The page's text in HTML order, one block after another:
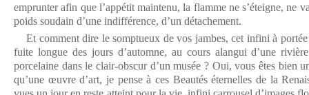
emprunter afin que l’appétit maintenu, la flamme ne s’éteigne, ne
poids soudain d’une indifférence, d’un détachement.
Et comment dire le somptueux de vos jambes, cet infini à portée
fuite longue des jours d’automne, au cours alangui d’une
porcelaine dans le clair-obscur d’un musée ? Oui, vous êtes bien
qu’une œuvre d’art, je pense à ces Beautés éternelles de la